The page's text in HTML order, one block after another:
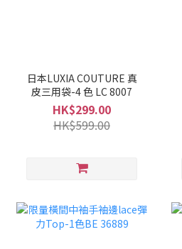
日本LUXIA COUTURE 真
皮三用袋-4 色 LC 8007
HK$299.00
HK$599.00